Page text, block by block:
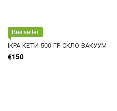
Bestseller
ІКРА КЕТИ 500 ГР СКЛО ВАКУУМ
€150